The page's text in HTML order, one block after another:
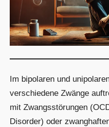
Im bipolaren und
verschiedene Zwänge
mit Zwangsstörungen
Disorder) oder